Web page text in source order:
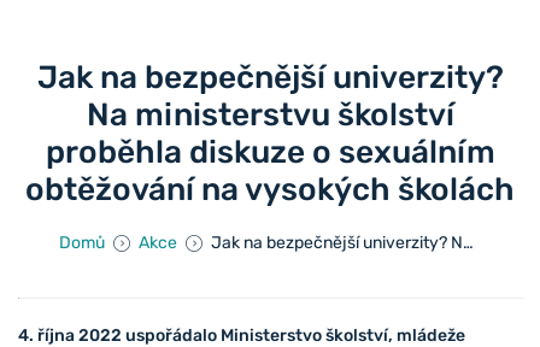
Jak na bezpečnější univerzity?
Na ministerstvu školství
proběhla diskuze o sexuálním
obtěžování na vysokých školách
Domů Akce Jak na bezpečnější univerzity? Na ministerstvu školství proběhla diskuze o sexuálním obtěžování na vysokých školách
4. října 2022 uspořádalo Ministerstvo školství, mládeže